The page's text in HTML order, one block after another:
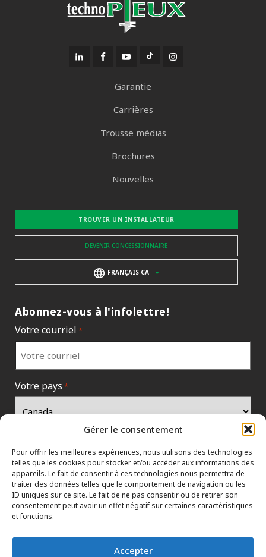
Gérer le consentement
Pour offrir les meilleures expériences, nous utilisons des technologies
telles que les cookies pour stocker et/ou accéder aux informations des
appareils. Le fait de consentir à ces technologies nous permettra de
traiter des données telles que le comportement de navigation ou les
ID uniques sur ce site. Le fait de ne pas consentir ou de retirer son
consentement peut avoir un effet négatif sur certaines caractéristiques
et fonctions.
Accepter
Garantie
Carrières
Trousse médias
Brochures
Nouvelles
TROUVER UN INSTALLATEUR
DEVENIR CONCESSIONNAIRE
FRANÇAIS CA
Abonnez-vous à l'infolettre!
Votre courriel *
Votre pays *
CONCESSIONNAIRES